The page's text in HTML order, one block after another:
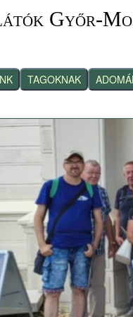
Győr-
TAGOKNAK